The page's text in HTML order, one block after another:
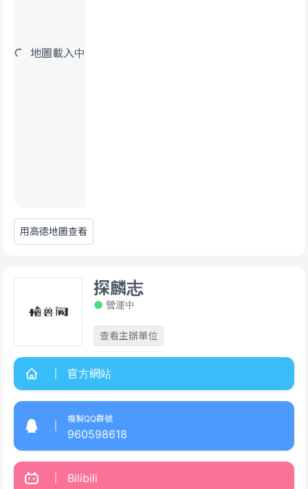
地圖載入中
用高德地圖查看
探麟志
營運中
查看主辦單位
官方網站
複製QQ群號
960598618
Bilibili